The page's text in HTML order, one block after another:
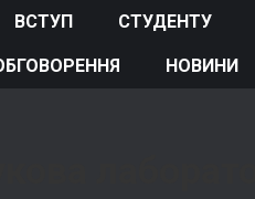
ВСТУП СТУДЕНТУ
НОВИНИ